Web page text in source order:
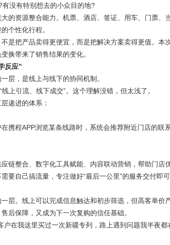
没有特别想去的小众目的地?
资源整合能力。机票、酒店、签证、用车、门票
个性化行程。
把产品卖得更便宜，而是把解决方案卖得更值。本
换带来了销售结果的变化。
反应”
，是线上与线下的协同机制。
引流、线下成交”。这个理解没错，但太浅了。
递进的体系：
程APP浏览某条线路时，系统会推荐附近门店的联
整合、数字化工具赋能、内容联动营销，帮助门店
要自己搞流量，专注做好“最后一公里”的服务交付即可
。线上可以完成信息触达和初步筛选，但高客单价
后保障，又成为下一次复购的信任基础。
在我这里买过一次新疆专列，路上遇到问题我半夜都